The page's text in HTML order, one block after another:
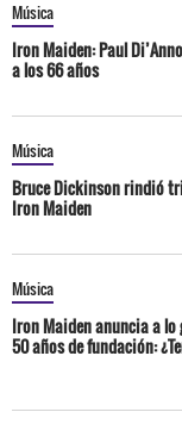
Música
Iron Maiden: Paul
a los 66 años
Música
Bruce Dickinson rindió
Iron Maiden
Música
Iron Maiden anuncia a
50 años de fundación: